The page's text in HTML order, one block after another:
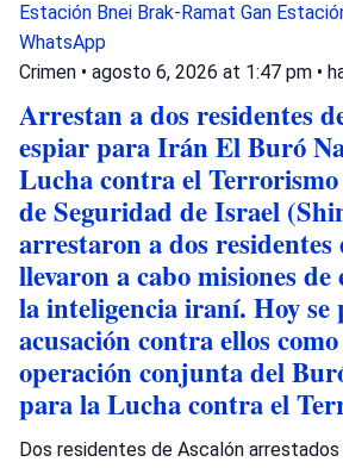
Estación Bnei Brak-Ramat Gan
WhatsApp
Crimen • agosto 6, 2026 at 1:47 pm •
Arrestan a dos residentes
espiar para Irán El Buró
Lucha contra el
de Seguridad de Israel
arrestaron a dos residentes
llevaron a cabo misiones
la inteligencia iraní. Hoy se
acusación contra ellos
operación conjunta del
para la Lucha contra el
Dos residentes de Ascalón arrestados